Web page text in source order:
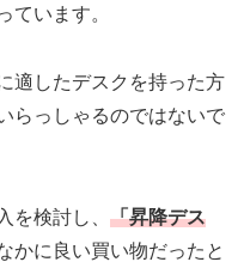
ています。
適したデスクを持った方
らっしゃるのではないで
を検討し、 「昇降デス
かに良い買い物だったと